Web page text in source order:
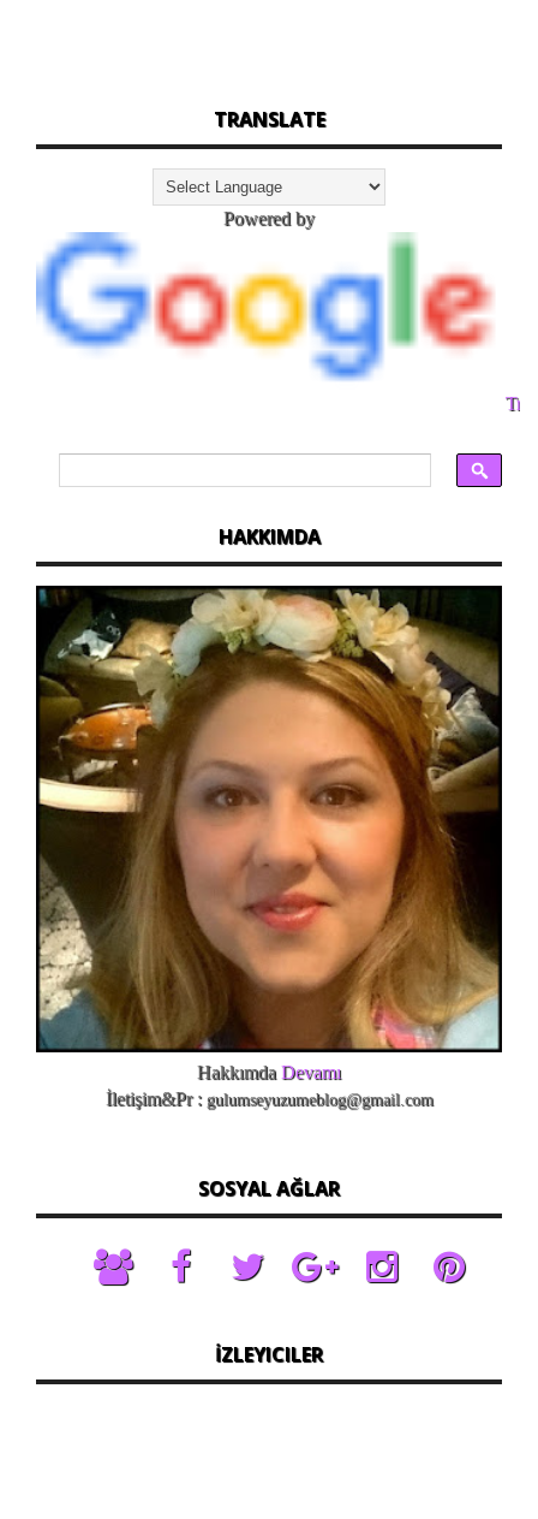
TRANSLATE
Powered by
HAKKIMDA
HakkımdaDevamı
İletişim&Pr : gulumseyuzumeblog@gmail.com
SOSYAL AĞLAR
İZLEYICILER